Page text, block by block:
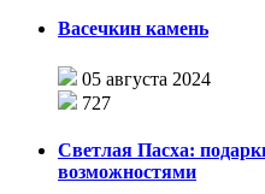
Васечкин камень
05 августа 2024
727
Светлая Пасха:
возможностями